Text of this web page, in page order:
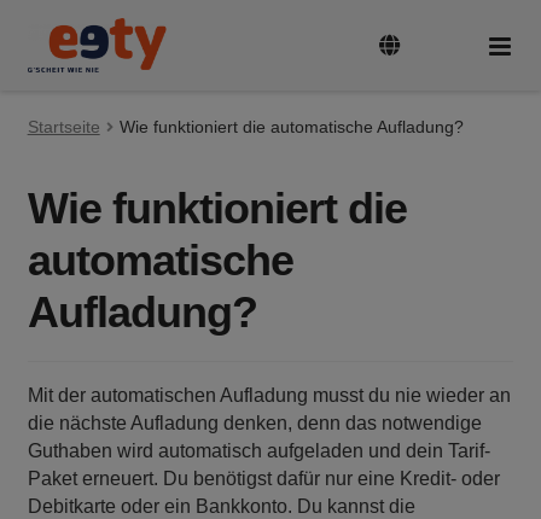
Zur
Navigation
Zum
Inhalt
Tarife & Geräte
Guthaben aufladen
SIM-Karte aktivieren und registrieren
FAQ
Startseite Wie funktioniert die automatische Aufladung?
Wie funktioniert die
automatische
Aufladung?
Mit der automatischen Aufladung musst du nie wieder an
die nächste Aufladung denken, denn das notwendige
Guthaben wird automatisch aufgeladen und dein Tarif-
Paket erneuert. Du benötigst dafür nur eine Kredit- oder
Debitkarte oder ein Bankkonto. Du kannst die